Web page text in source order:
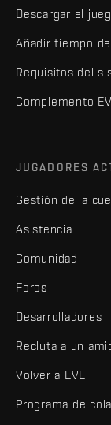
Descargar el
Añadir tiempo
Requisitos del
Complemento
JUGADORES
Gestión de la
Asistencia
Comunidad
Foros
Desarrolladores
Recluta a un
Volver a EVE
Programa de